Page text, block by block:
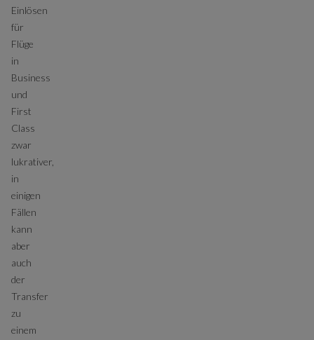
Einlösen
für
Flüge
in
Business
und
First
Class
zwar
lukrativer,
in
einigen
Fällen
kann
aber
auch
der
Transfer
zu
einem